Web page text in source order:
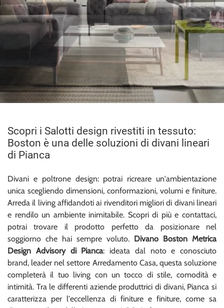
Scopri i Salotti design rivestiti in tessuto:
Boston è una delle soluzioni di divani lineari
di Pianca
Divani e poltrone design: potrai ricreare un'ambientazione
unica scegliendo dimensioni, conformazioni, volumi e finiture.
Arreda il living affidandoti ai rivenditori migliori di divani lineari
e rendilo un ambiente inimitabile. Scopri di più e contattaci,
potrai trovare il prodotto perfetto da posizionare nel
soggiorno che hai sempre voluto. Divano Boston Metrica
Design Advisory di Pianca: ideata dal noto e conosciuto
brand, leader nel settore Arredamento Casa, questa soluzione
completerà il tuo living con un tocco di stile, comodità e
intimità. Tra le differenti aziende produttrici di divani, Pianca si
caratterizza per l'eccellenza di finiture e finiture, come sa